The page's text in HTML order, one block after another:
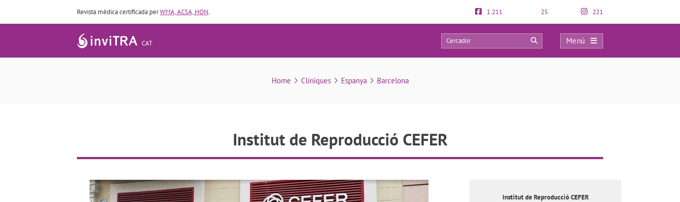
Revista mèdica certificada perWMA, ACSA, HON. 1.211 25 221
CAT
Menú
Institut de Reproducció CEFER
38 0
Home Clíniques Espanya Barcelona
Institut de Reproducció CEFER
Institut de Reproducció CEFER